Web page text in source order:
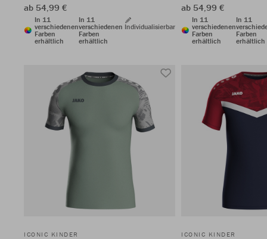
ab 54,99 €
In 11
verschiedenen
Farben
erhältlich
In 11
verschiedenen
Farben
erhältlich
Individualisierbar
ab 54,99 €
In 11
verschiedenen
Farben
erhältlich
In 11
Farben
erhältlich
ICONIC KINDER ICONIC KINDER